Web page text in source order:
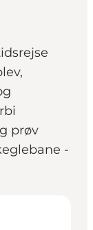
prøv
-